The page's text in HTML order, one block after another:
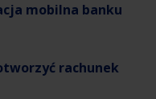
mobilna banku
rachunek